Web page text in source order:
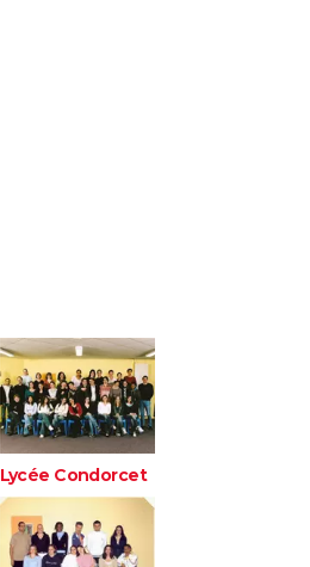
Lycée Condorcet